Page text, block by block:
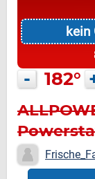
kein
- 182°
Euro